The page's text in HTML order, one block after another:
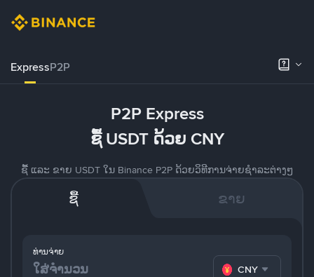
ExpressP2P
P2P Express
ຊື້ USDT ດ້ວຍ CNY
ຊື້ ແລະ ຂາຍ USDT ໃນ Binance P2P ດ້ວຍວິທີການຈ່າຍຊຳລະຕ່າງໆ
ຊື້ ຂາຍ
ທ່ານຈ່າຍ
CNY